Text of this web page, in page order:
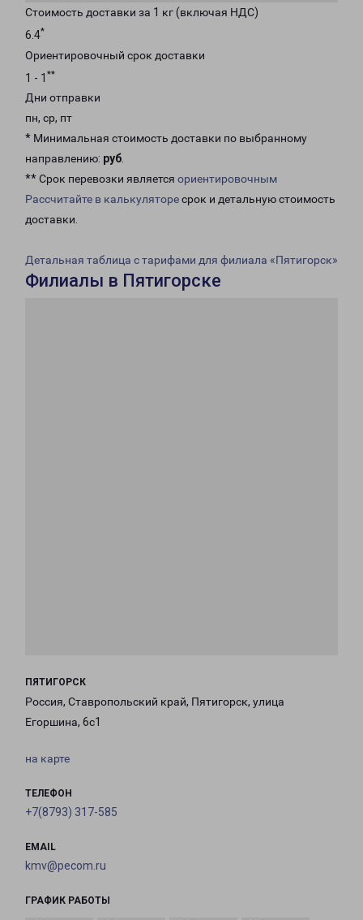
Стоимость доставки за 1 кг (включая НДС)
6.4*
Ориентировочный срок доставки
1 - 1 **
Дни отправки
пн, ср, пт
* Минимальная стоимость доставки по выбранному
направлению: руб.
** Срок перевозки является ориентировочным
Рассчитайте в калькуляторесрок и детальную стоимость
доставки.
Детальная таблица с тарифами для филиала «Пятигорск»
Филиалы в Пятигорске
ПЯТИГОРСК
Россия, Ставропольский край, Пятигорск, улица
Егоршина, 6с1
на карте
ТЕЛЕФОН
+7(8793) 317-585
EMAIL
kmv@pecom.ru
ГРАФИК РАБОТЫ